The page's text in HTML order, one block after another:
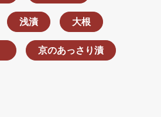
浅漬 大根
京のあっさり漬